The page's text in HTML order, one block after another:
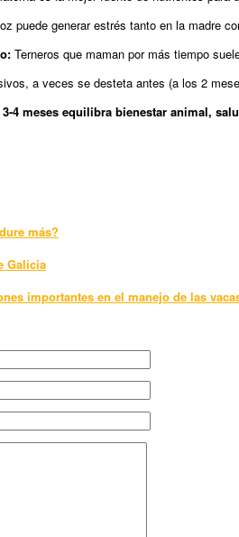
puede generar estrés tanto en la madre
Terneros que maman por más tiempo
a veces se desteta antes (a los 2
3-4 meses equilibra bienestar animal,
más?
Galicia
importantes en el manejo de las